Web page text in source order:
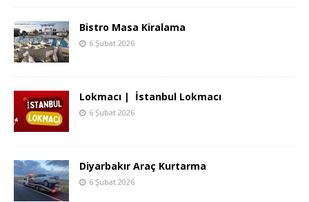
Bistro Masa Kiralama
6 Şubat 2026
Lokmacı | İstanbul Lokmacı
6 Şubat 2026
Diyarbakır Araç Kurtarma
6 Şubat 2026